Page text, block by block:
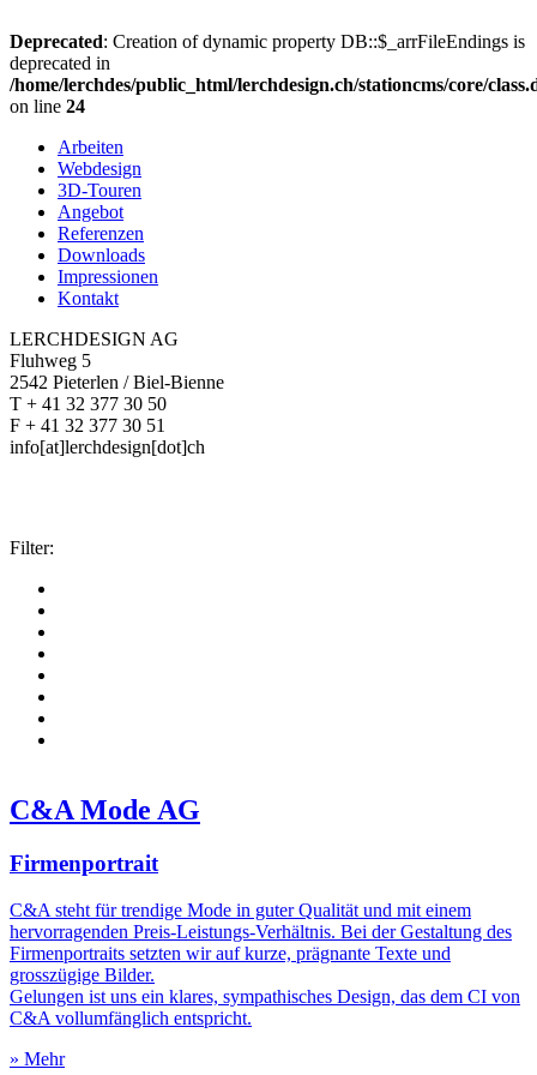
Deprecated: Creation of dynamic property DB::$_arrFileEndings is
deprecated in
/home/lerchdes/public_html/lerchdesign.ch/stationcms/core/
on line 24
Arbeiten
Webdesign
3D-Touren
Angebot
Referenzen
Downloads
Impressionen
Kontakt
LERCHDESIGN AG
Fluhweg 5
2542 Pieterlen / Biel-Bienne
T + 41 32 377 30 50
F + 41 32 377 30 51
info[at]lerchdesign[dot]ch
Filter:
C&A Mode AG
Firmenportrait
C&A steht für trendige Mode in guter Qualität und mit einem
hervorragenden Preis-Leistungs-Verhältnis. Bei der Gestaltung des
Firmenportraits setzten wir auf kurze, prägnante Texte und
grosszügige Bilder.
Gelungen ist uns ein klares, sympathisches Design, das dem CI von
C&A vollumfänglich entspricht.
» Mehr